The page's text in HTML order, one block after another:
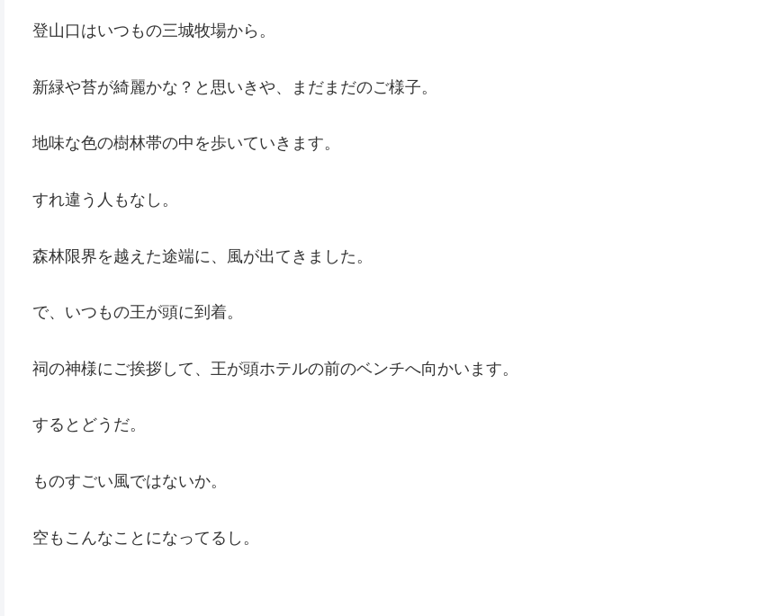
登山口はいつもの三城牧場から。
新緑や苔が綺麗かな？と思いきや、まだまだのご様子。
地味な色の樹林帯の中を歩いていきます。
すれ違う人もなし。
森林限界を越えた途端に、風が出てきました。
で、いつもの王が頭に到着。
祠の神様にご挨拶して、王が頭ホテルの前のベンチへ向かいます。
するとどうだ。
ものすごい風ではないか。
空もこんなことになってるし。